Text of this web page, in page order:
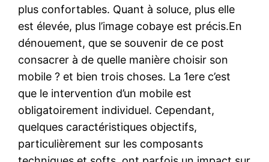
plus confortables. Quant à soluce, plus elle
est élevée, plus l’image cobaye est précis.En
dénouement, que se souvenir de ce post
consacrer à de quelle manière choisir son
mobile ? et bien trois choses. La 1ere c’est
que le intervention d’un mobile est
obligatoirement individuel. Cependant,
quelques caractéristiques objectifs,
particulièrement sur les composants